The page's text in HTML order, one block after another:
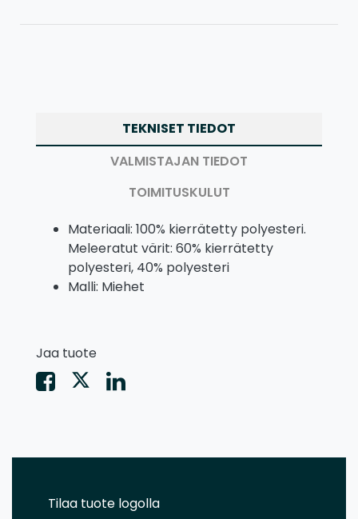
TEKNISET TIEDOT
VALMISTAJAN TIEDOT
TOIMITUSKULUT
Materiaali: 100% kierrätetty polyesteri.
Meleeratut värit: 60% kierrätetty
polyesteri, 40% polyesteri
Malli: Miehet
Jaa tuote
Tilaa tuote logolla